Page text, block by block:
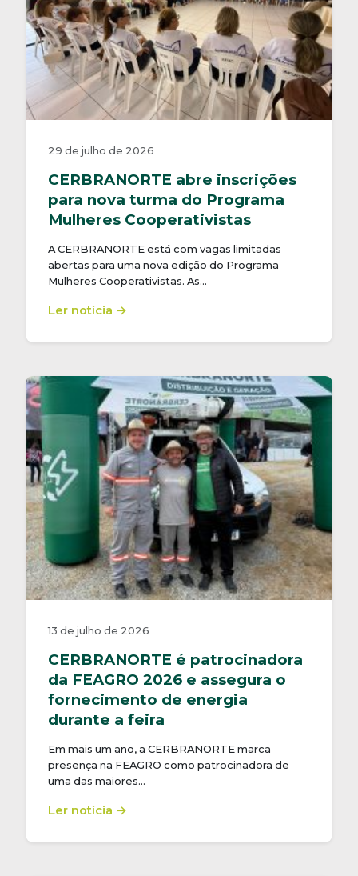
29 de julho de 2026
CERBRANORTE abre inscrições
para nova turma do Programa
Mulheres Cooperativistas
A CERBRANORTE está com vagas limitadas
abertas para uma nova edição do Programa
Mulheres Cooperativistas. As…
Ler notícia →
13 de julho de 2026
CERBRANORTE é patrocinadora
da FEAGRO 2026 e assegura o
fornecimento de energia
durante a feira
Em mais um ano, a CERBRANORTE marca
presença na FEAGRO como patrocinadora de
uma das maiores…
Ler notícia →